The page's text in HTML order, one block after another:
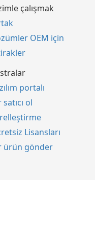
çalışmak
OEM için
portalı
satıcı ol
Lisansları
ürün gönder